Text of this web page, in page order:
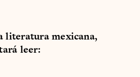
literatura mexicana,
leer: